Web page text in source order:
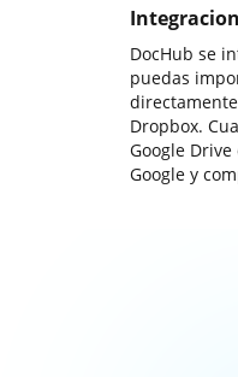
DocHub se
puedas
Dropbox.
Google
Google y